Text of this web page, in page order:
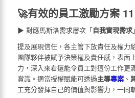
🚀有效的員工激勵方案
▶ 對應馬斯洛需求層次「自我實現需求」
提及展現信任，各主管下放責任及權力
團隊夥伴被賦予決策權及責任感，表面
力，深入來看還能令員工對這份工作更
賞識。適當授權賦能可透過主導專案、
工充分發揮自己的價值與影響力，一同